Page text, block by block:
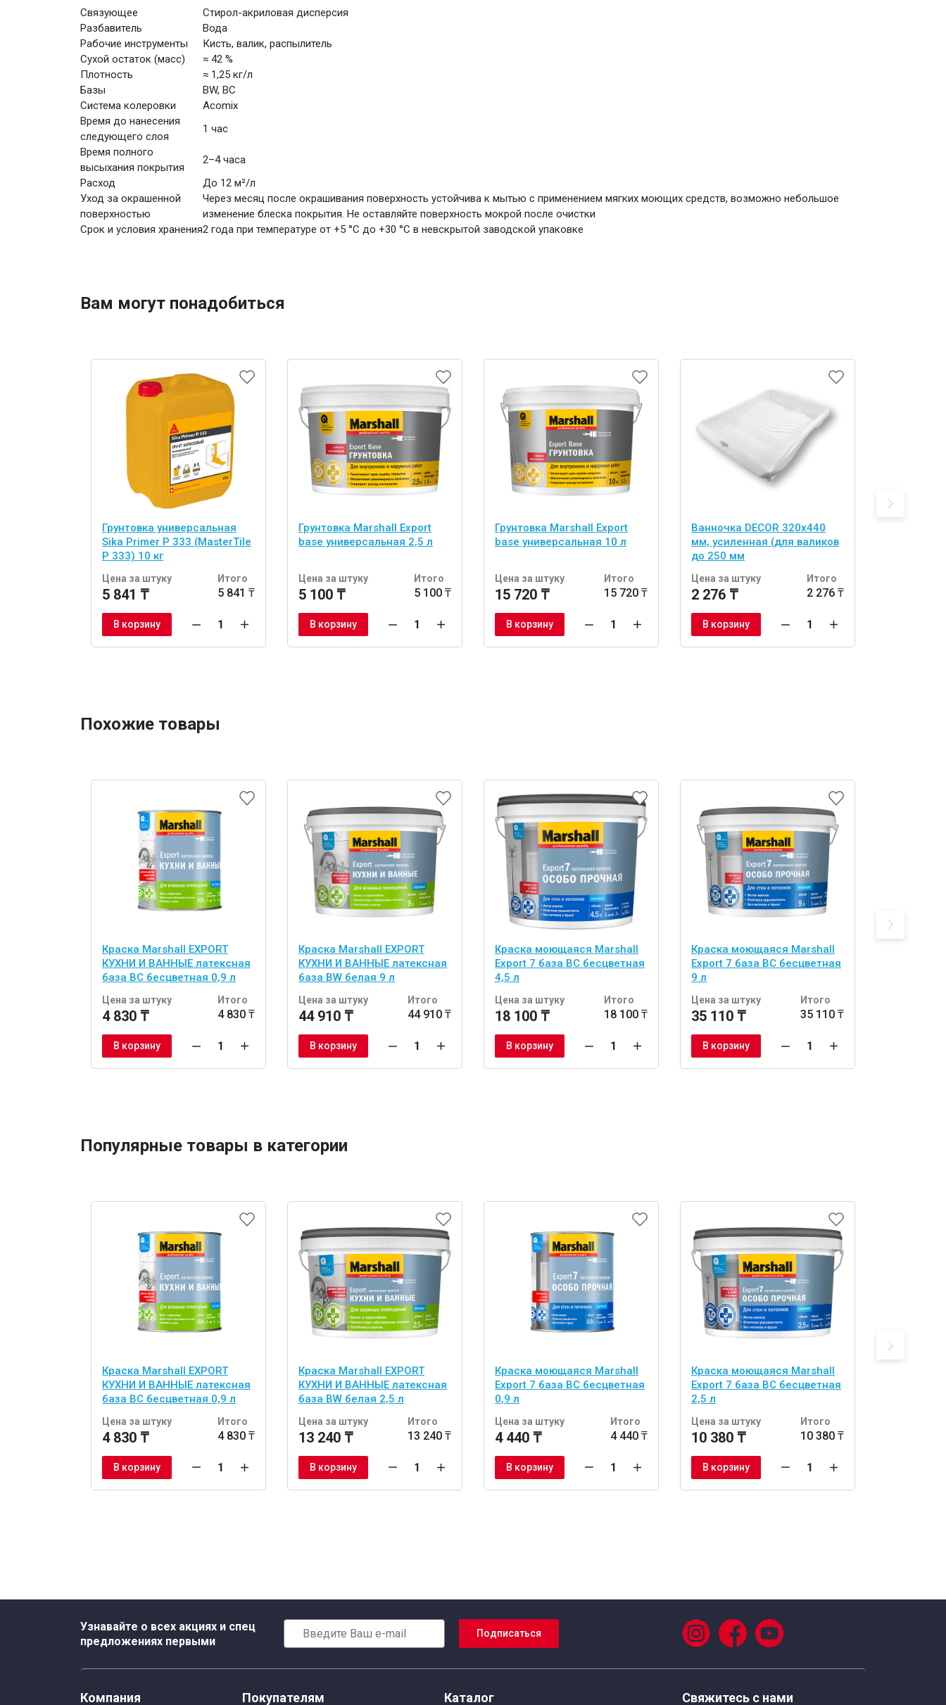
Связующее
Стирол-акриловая дисперсия
Разбавитель
Вода
Рабочие инструменты
Кисть, валик, распылитель
Сухой остаток (масс)
≈ 42 %
Плотность
≈ 1,25 кг/л
Базы
BW, BC
Система колеровки
Acomix
Время до нанесения
следующего слоя
1 час
Время полного
высыхания покрытия
2–4 часа
Расход
До 12 м²/л
Уход за окрашенной
поверхностью
Через месяц после окрашивания поверхность устойчива к мытью с применением мягких моющих средств, возможно небольшое
изменение блеска покрытия. Не оставляйте поверхность мокрой после очистки
Срок и условия хранения2 года при температуре от +5 °С до +30 °С в невскрытой заводской упаковке
Вам могут понадобиться
Грунтовка универсальная
Sika Primer P 333 (MasterTile
P 333) 10 кг
Цена за штуку
5 841 ₸
Итого
5 841 ₸
В корзину
Грунтовка Marshall Export
base универсальная 2,5 л
Цена за штуку
5 100 ₸
Итого
5 100 ₸
В корзину
Грунтовка Marshall Export
base универсальная 10 л
Цена за штуку
15 720 ₸
Итого
15 720 ₸
В корзину
Ванночка DECOR 320х440
мм, усиленная (для валиков
до 250 мм
Цена за штуку
2 276 ₸
Итого
2 276 ₸
В корзину
Похожие товары
Краска Marshall EXPORT
КУХНИ И ВАННЫЕ латексная
база BC бесцветная 0,9 л
Цена за штуку
4 830 ₸
Итого
4 830 ₸
В корзину
Краска Marshall EXPORT
КУХНИ И ВАННЫЕ латексная
база BW белая 9 л
Цена за штуку
44 910 ₸
Итого
44 910 ₸
В корзину
Краска моющаяся Marshall
Export 7 база BС бесцветная
4,5 л
Цена за штуку
18 100 ₸
Итого
18 100 ₸
В корзину
Краска моющаяся Marshall
Export 7 база BС бесцветная
9 л
Цена за штуку
35 110 ₸
Итого
35 110 ₸
В корзину
Популярные товары в категории
Краска Marshall EXPORT
КУХНИ И ВАННЫЕ латексная
база BC бесцветная 0,9 л
Цена за штуку
4 830 ₸
Итого
4 830 ₸
В корзину
Краска Marshall EXPORT
КУХНИ И ВАННЫЕ латексная
база BW белая 2,5 л
Цена за штуку
13 240 ₸
Итого
13 240 ₸
В корзину
Краска моющаяся Marshall
Export 7 база BС бесцветная
0,9 л
Цена за штуку
4 440 ₸
Итого
4 440 ₸
В корзину
Краска моющаяся Marshall
Export 7 база BС бесцветная
2,5 л
Цена за штуку
10 380 ₸
Итого
10 380 ₸
В корзину
Узнавайте о всех акциях и спец
предложениях первыми
Подписаться
Компания Покупателям Каталог Свяжитесь с нами